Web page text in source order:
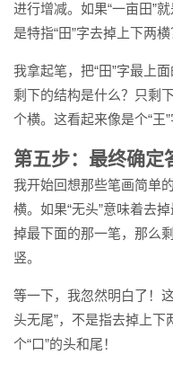
进行增减。如果“一亩田”
是特指“田”字去掉上下两横
我拿起笔，把“田”字最上
剩下的结构是什么？只剩
个横。这看起来像是个“王
第五步：最终确定
我开始回想那些笔画简单
横。如果“无头”意味着去
掉最下面的那一笔，那么
竖。
等一下，我忽然明白了！
头无尾”，不是指去掉上下
个“口”的头和尾！